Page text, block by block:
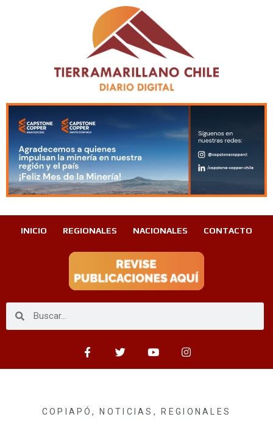
INICIO REGIONALES NACIONALES CONTACTO
COPIAPÓ ,NOTICIAS ,REGIONALES